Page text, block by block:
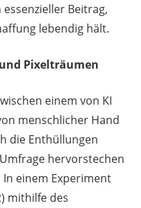
Beitrag,
lebendig hält.
Pixelträumen
einem von KI
menschlicher Hand
die Enthüllungen
hervorstechen
einem Experiment
mithilfe des